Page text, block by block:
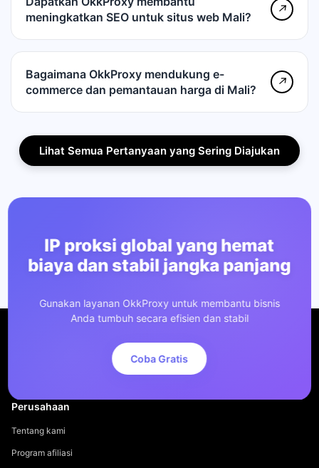
meningkatkan SEO untuk situs web Mali?
↗
Bagaimana OkkProxy mendukung e-
commerce dan pemantauan harga di Mali?
↗
Lihat Semua Pertanyaan yang Sering Diajukan
IP proksi global yang hemat
biaya dan stabil jangka panjang
Gunakan layanan OkkProxy untuk membantu bisnis
Anda tumbuh secara efisien dan stabil
Coba Gratis
Perusahaan
Tentang kami
Program afiliasi